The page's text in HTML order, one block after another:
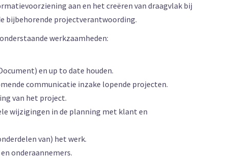
aan en het creëren van draagvlak bij
bijbehorende projectverantwoording.
werkzaamheden:
en up to date houden.
communicatie inzake lopende projecten.
van het project.
wijzigingen in de planning met klant en
van) het werk.
onderaannemers.